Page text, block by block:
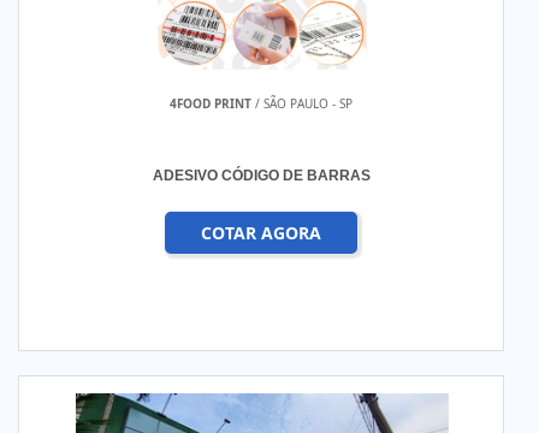
4FOOD PRINT / SÃO PAULO - SP
ADESIVO CÓDIGO DE BARRAS
COTAR AGORA